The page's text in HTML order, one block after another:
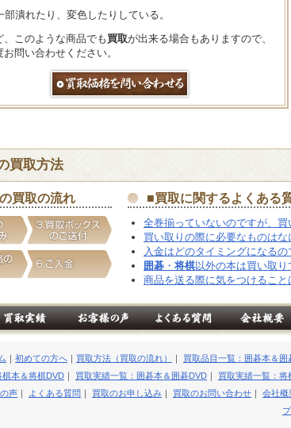
部潰れたり、変色したりしている。
、このような商品でも 買取が出来る場合もありますので、
問い合わせください。
買取方法
買取の流れ ■買取に関するよくある
全巻揃っていないのですが、買
買い取りの際に必要なものはな
入金はどのタイミングになるの
囲碁 ・ 将棋以外の本は買い取り
商品を送る際に気をつけること
｜ 初めての方へ ｜ 買取方法（買取の流れ） ｜ 買取品目一覧：囲碁本＆囲
棋本＆将棋DVD ｜ 買取実績一覧：囲碁本＆囲碁DVD ｜ 買取実績一覧：将
声 ｜ よくある質問 ｜ 買取のお申し込み ｜ 買取のお問い合わせ ｜ 会社概